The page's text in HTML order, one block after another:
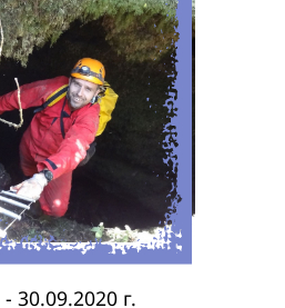
- 30.09.2020 г.